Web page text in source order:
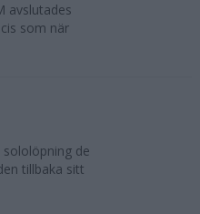
avslutades
som när
de
tillbaka sitt